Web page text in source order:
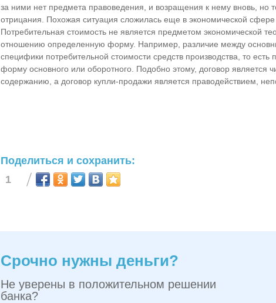
за ними нет предмета правоведения, и возращения к нему вновь, но
отрицания. Похожая ситуация сложилась еще в экономической
Потребительная стоимость не является предметом экономической
отношению определенную форму. Например, различие между
специфики потребительной стоимости средств производства, то
форму основного или оборотного. Подобно этому, договор
содержанию, а договор купли-продажи является праводействием,
Поделиться и сохранить:
1
Срочно нужны деньги?
Не уверены в положительном решении
банка?